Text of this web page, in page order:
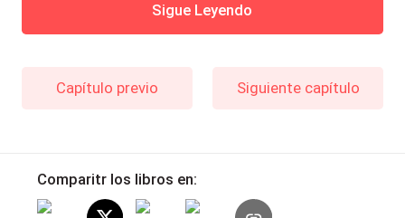
Sigue Leyendo
Capítulo previo Siguiente capítulo
Comparitr los libros en: